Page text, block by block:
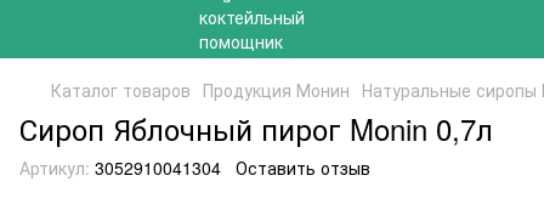
Каталог товаров Продукция Монин Натуральные
Сироп Яблочный пирог Monin 0,7л
Артикул: 3052910041304 Оставить отзыв